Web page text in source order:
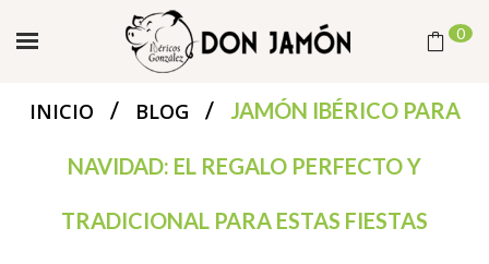
0
INICIO / BLOG / JAMÓN IBÉRICO PARA
NAVIDAD: EL REGALO PERFECTO Y
TRADICIONAL PARA ESTAS FIESTAS